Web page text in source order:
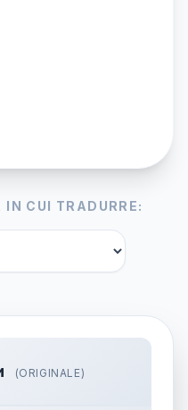
CUI TRADURRE:
(ORIGINALE)